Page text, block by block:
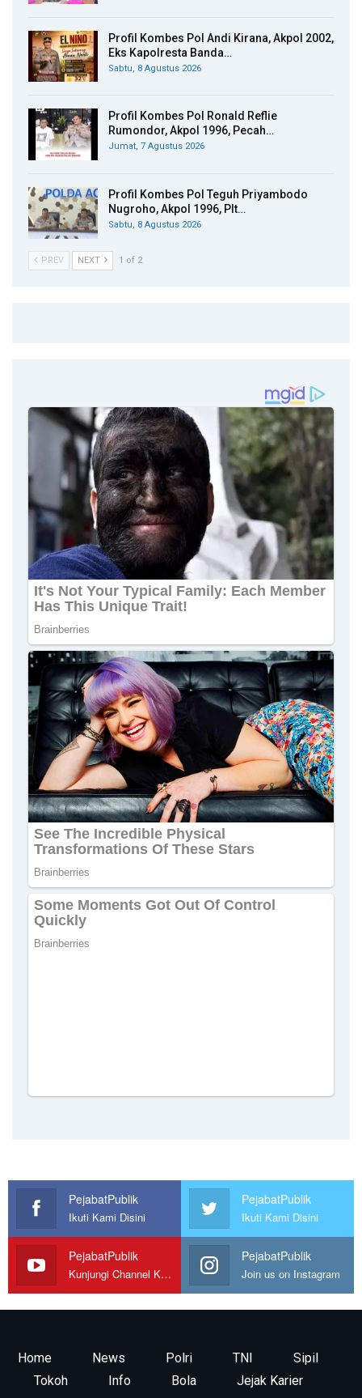
Profil Kombes Pol Andi Kirana, Akpol 2002,
Eks Kapolresta Banda…
Sabtu, 8 Agustus 2026
Profil Kombes Pol Ronald Reflie
Rumondor, Akpol 1996, Pecah…
Jumat, 7 Agustus 2026
Profil Kombes Pol Teguh Priyambodo
Nugroho, Akpol 1996, Plt…
Sabtu, 8 Agustus 2026
PREV NEXT 1 of 2
PejabatPublik
Ikuti Kami Disini
PejabatPublik
Ikuti Kami Disini
PejabatPublik
Kunjungi Channel Kami
PejabatPublik
Join us on Instagram
Home News Polri TNI
Sipil
Tokoh
Info Bola Jejak Karier